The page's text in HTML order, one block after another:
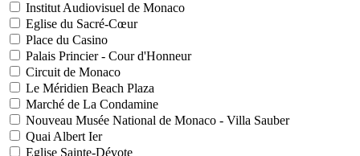
Institut Audiovisuel de Monaco
Eglise du Sacré-Cœur
Place du Casino
Palais Princier - Cour d'Honneur
Circuit de Monaco
Le Méridien Beach Plaza
Marché de La Condamine
Nouveau Musée National de Monaco - Villa Sauber
Quai Albert Ier
Eglise Sainte-Dévote